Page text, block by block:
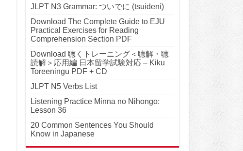
JLPT N3 Grammar: ついでに (tsuideni)
Download The Complete Guide to EJU
Practical Exercises for Reading
Comprehension Section PDF
Download 聴くトレーニング＜聴解・聴
読解＞応用編 日本留学試験対応 – Kiku
Toreeningu PDF + CD
JLPT N5 Verbs List
Listening Practice Minna no Nihongo:
Lesson 36
20 Common Sentences You Should
Know in Japanese